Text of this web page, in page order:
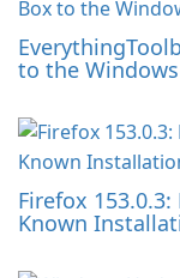
to the
Firefox
Known